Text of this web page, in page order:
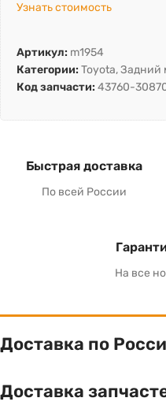
Узнать стоимость
Артикул: m1954
Категории: Toyota,Задний
Код запчасти: 43760-
Быстрая доставка
По всей России
На все
Доставка по
Доставка